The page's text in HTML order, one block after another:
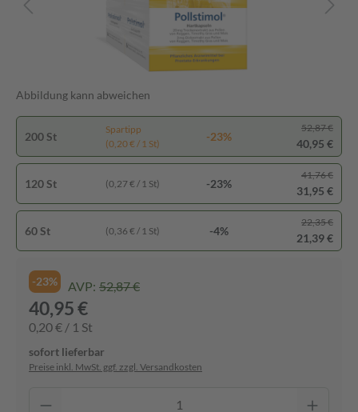
Abbildung kann abweichen
200 St
Spartipp
(0,20 € / 1 St)
-23%
52,87 €
40,95 €
120 St (0,27 € / 1 St) -23%
41,76 €
31,95 €
60 St (0,36 € / 1 St) -4%
22,35 €
21,39 €
-23% AVP: 52,87 €
40,95 €
0,20 € / 1 St
sofort lieferbar
Preise inkl. MwSt. ggf. zzgl. Versandkosten